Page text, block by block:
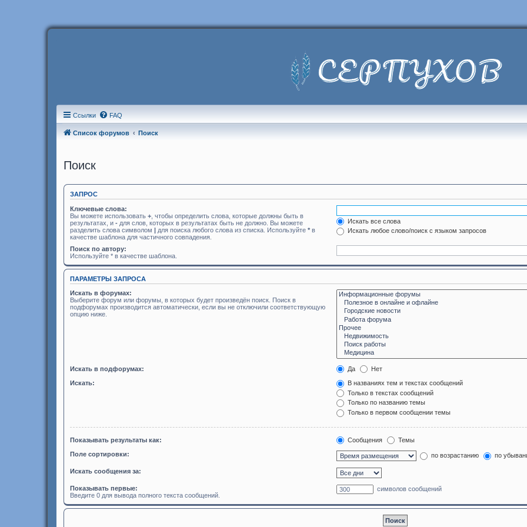
Ссылки FAQ
Список форумов Поиск
Поиск
ЗАПРОС
Ключевые слова:
Вы можете использовать + , чтобы определить слова, которые должны быть в
результатах, и - для слов, которых в результатах быть не должно. Вы можете
разделить слова символом | для поиска любого слова из списка. Используйте * в
качестве шаблона для частичного совпадения.
Искать все слова
Искать любое слово/поиск с языком запросов
Поиск по автору:
Используйте * в качестве шаблона.
ПАРАМЕТРЫ ЗАПРОСА
Искать в форумах:
Выберите форум или форумы, в которых будет произведён поиск. Поиск в
подфорумах производится автоматически, если вы не отключили соответствующую
опцию ниже.
Искать в подфорумах: Да Нет
Искать:
В названиях тем и текстах сообщений
Только в текстах сообщений
Только по названию темы
Только в первом сообщении темы
Показывать результаты как: Сообщения Темы
Поле сортировки: по возрастанию по
Искать сообщения за:
Показывать первые:
Введите 0 для вывода полного текста сообщений.
символов сообщений